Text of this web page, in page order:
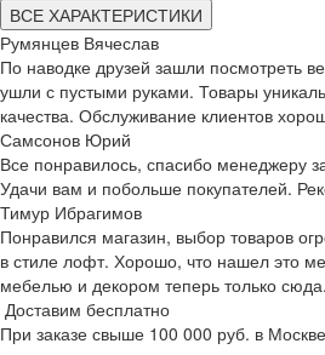
ВСЕ ХАРАКТЕРИСТИКИ
Румянцев Вячеслав
По наводке друзей зашли посмотреть
ушли с пустыми руками. Товары
качества. Обслуживание клиентов
Самсонов Юрий
Все понравилось, спасибо менеджеру
Удачи вам и побольше покупателей.
Тимур Ибрагимов
Понравился магазин, выбор товаров
в стиле лофт. Хорошо, что нашел это
мебелью и декором теперь только сюда.
Доставим бесплатно
При заказе свыше 100 000 руб. в